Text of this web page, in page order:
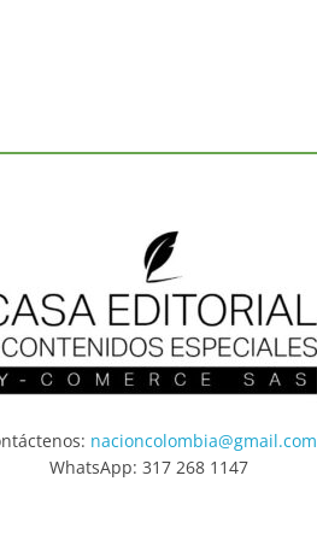
nacioncolombia@gmail.com
WhatsApp: 317 268 1147